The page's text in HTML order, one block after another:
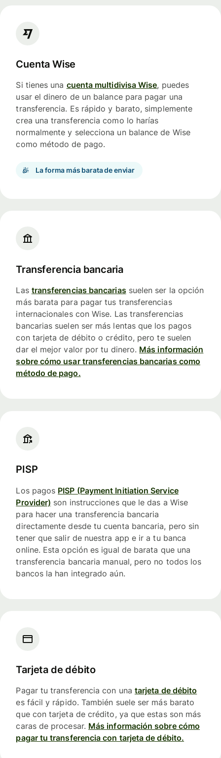
Cuenta Wise
Si tienes una cuenta multidivisa Wise, puedes
usar el dinero de un balance para pagar una
transferencia. Es rápido y barato, simplemente
crea una transferencia como lo harías
normalmente y selecciona un balance de Wise
como método de pago.
La forma más barata de enviar
Transferencia bancaria
Las transferencias bancariassuelen ser la opción
más barata para pagar tus transferencias
internacionales con Wise. Las transferencias
bancarias suelen ser más lentas que los pagos
con tarjeta de débito o crédito, pero te suelen
dar el mejor valor por tu dinero. Más información
sobre cómo usar transferencias bancarias como
método de pago.
PISP
Los pagos PISP (Payment Initiation Service
Provider) son instrucciones que le das a Wise
para hacer una transferencia bancaria
directamente desde tu cuenta bancaria, pero sin
tener que salir de nuestra app e ir a tu banca
online. Esta opción es igual de barata que una
transferencia bancaria manual, pero no todos los
bancos la han integrado aún.
Tarjeta de débito
Pagar tu transferencia con una tarjeta de débito
es fácil y rápido. También suele ser más barato
que con tarjeta de crédito, ya que estas son más
caras de procesar. Más información sobre cómo
pagar tu transferencia con tarjeta de débito.